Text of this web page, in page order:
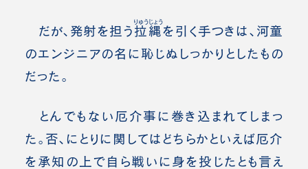
だが、発射を担う 拉縄
りゅうじょう
を引く手つきは、河童
のエンジニアの名に恥じぬしっかりとしたもの
だった。
とんでもない厄介事に巻き込まれてしまっ
た。否、にとりに関してはどちらかといえば厄介
を承知の上で自ら戦いに身を投じたとも言え